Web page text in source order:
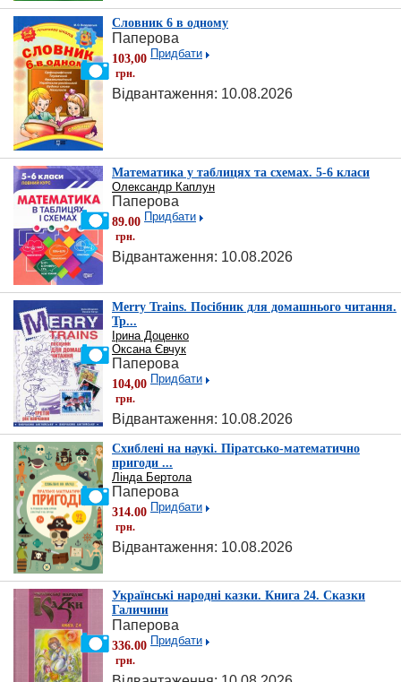
Словник 6 в одному
Паперова
103,00
грн.
Придбати
Відвантаження: 10.08.2026
Математика у таблицях та схемах. 5-6 класи
Олександр Каплун
Паперова
89.00
грн.
Придбати
Відвантаження: 10.08.2026
Merry Trains. Посібник для домашнього читання.
Тр...
Ірина Доценко
Оксана Євчук
Паперова
104,00
грн.
Придбати
Відвантаження: 10.08.2026
Схиблені на наукі. Піратсько-математично
пригоди ...
Лінда Бертола
Паперова
314.00
грн.
Придбати
Відвантаження: 10.08.2026
Українські народні казки. Книга 24. Сказки
Галичини
Паперова
336.00
грн.
Придбати